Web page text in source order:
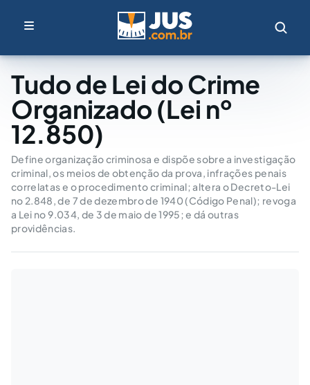
Tudo de Lei do Crime
Organizado (Lei nº
12.850)
Define organização criminosa e dispõe sobre a investigação
criminal, os meios de obtenção da prova, infrações penais
correlatas e o procedimento criminal; altera o Decreto-Lei
no 2.848, de 7 de dezembro de 1940 (Código Penal); revoga
a Lei no 9.034, de 3 de maio de 1995; e dá outras
providências.